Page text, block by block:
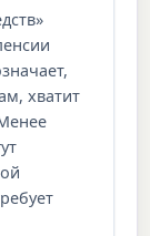
хватит